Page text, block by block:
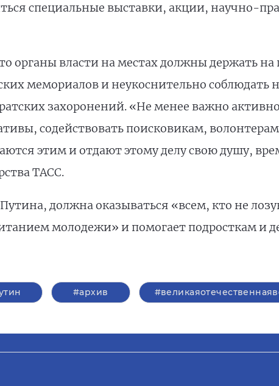
специальные выставки, акции, научно-
органы власти на местах должны держать
мемориалов и неукоснительно
захоронений. «Не менее важно
содействовать поисковикам,
этим и отдают этому делу свою душу,
ТАСС.
должна оказываться «всем, кто не
молодежи» и помогает подросткам и
#архив